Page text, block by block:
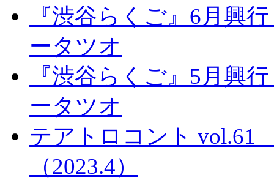
『渋谷らくご』6月興
ータツオ
『渋谷らくご』5月興
ータツオ
テアトロコント
（2023.4）